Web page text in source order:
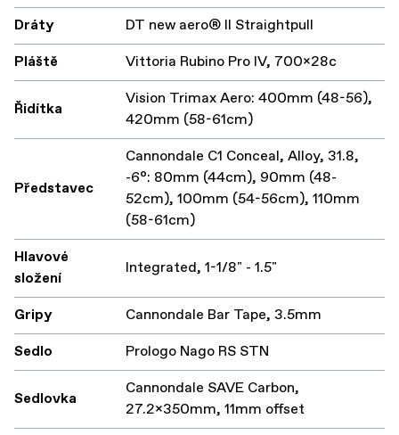
Dráty
DT new aero® II Straightpull
Pláště
Vittoria Rubino Pro IV, 700x28c
Řidítka
Vision Trimax Aero: 400mm (48-56),
420mm (58-61cm)
Představec
Cannondale C1 Conceal, Alloy, 31.8,
-6°: 80mm (44cm), 90mm (48-
52cm), 100mm (54-56cm), 110mm
(58-61cm)
Hlavové
složení
Integrated, 1-1/8" - 1.5"
Gripy
Cannondale Bar Tape, 3.5mm
Sedlo
Prologo Nago RS STN
Sedlovka
Cannondale SAVE Carbon,
27.2x350mm, 11mm offset